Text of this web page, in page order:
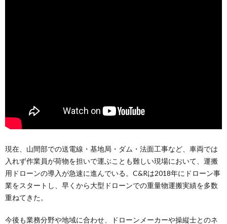
現在、山間部での送電線・基地局・ダム・法面工事など、車両では
入れず作業員が荷物を担いで運ぶことも難しい現場において、運搬
用ドローンの導入が急速に進んでいる。C&Rは2018年にドローン事
業をスタートし、早くから大型ドローンでの重量物運搬実績を多数
重ねてきた。
今後も業務分野や地域に合わせ、ドローンメーカーや操縦士とのネ